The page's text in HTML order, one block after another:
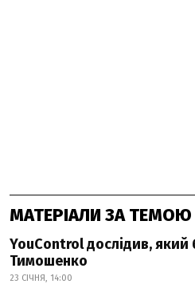
МАТЕРІАЛИ ЗА ТЕМОЮ
YouControl дослідив, який
Тимошенко
23 СІЧНЯ, 14:00